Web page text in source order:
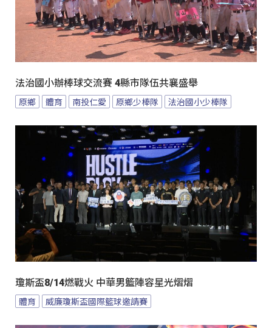
法治國小辦棒球交流賽 4縣市隊伍共襄盛舉
原鄉 體育 南投仁愛 原鄉少棒隊 法治國小少棒隊
瓊斯盃8/14燃戰火 中華男籃陣容星光熠熠
體育 威廉瓊斯盃國際籃球邀請賽